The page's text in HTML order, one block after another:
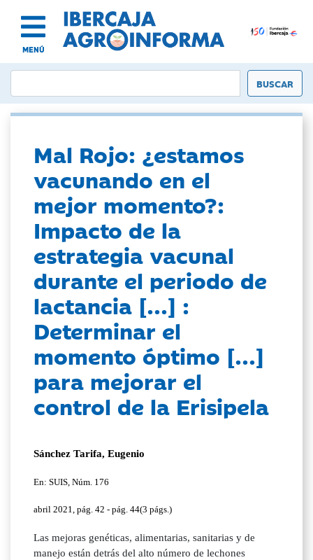
MENÚ
Mal Rojo: ¿estamos
vacunando en el
mejor momento?:
Impacto de la
estrategia vacunal
durante el periodo de
lactancia [...] :
Determinar el
momento óptimo [...]
para mejorar el
control de la Erisipela
Sánchez Tarifa, Eugenio
En: SUIS, Núm. 176
abril 2021, pág. 42 - pág. 44(3 págs.)
Las mejoras genéticas, alimentarias, sanitarias y de
manejo están detrás del alto número de lechones